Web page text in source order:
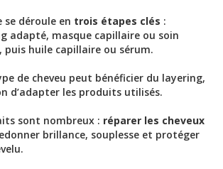
se déroule en trois étapes clés :
adapté, masque capillaire ou soin
puis huile capillaire ou sérum.
de cheveu peut bénéficier du layering,
d’adapter les produits utilisés.
sont nombreux : réparer les cheveux
brillance, souplesse et protéger